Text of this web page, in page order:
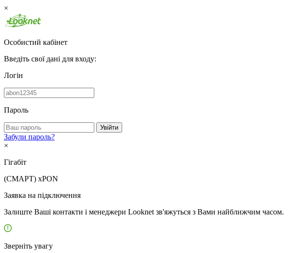
×
Особистий кабінет
Введіть свої дані для входу:
Логін
Пароль
Увійти
Забули пароль?
×
Гігабіт
(СМАРТ) xPON
Заявка на підключення
Залиште Ваші контакти і менеджери Looknet зв'яжуться з Вами найближчим часом.
Зверніть увагу